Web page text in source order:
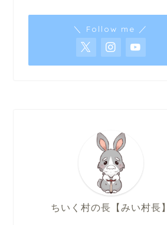
＼ Follow me ／
ちいく村の長【みい村長】